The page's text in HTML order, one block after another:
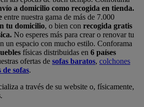
a domicilio como recogida en tienda.
entre nuestra gama de más de 7.000
tu domicilio, o bien con recogida gratis
No esperes más para crear o renovar tu
un espacio con mucho estilo. Conforama
físicas distribuidas en 6 países
ofertas de sofas baratos, colchones
sofas.
a través de su website o, físicamente,
.